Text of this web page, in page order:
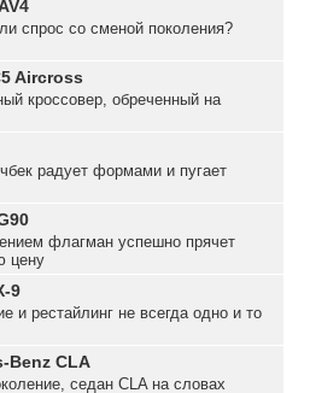
спрос со сменой поколения?
Aircross
кроссовер, обреченный на
радует формами и пугает
флагман успешно прячет
цену
9
и рестайлинг не всегда одно и то
Benz CLA
седан CLA на словах